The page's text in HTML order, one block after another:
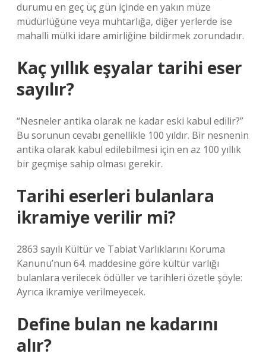
durumu en geç üç gün içinde en yakın müze
müdürlüğüne veya muhtarlığa, diğer yerlerde ise
mahalli mülki idare amirliğine bildirmek zorundadır.
Kaç yıllık eşyalar tarihi eser
sayılır?
“Nesneler antika olarak ne kadar eski kabul edilir?”
Bu sorunun cevabı genellikle 100 yıldır. Bir nesnenin
antika olarak kabul edilebilmesi için en az 100 yıllık
bir geçmişe sahip olması gerekir.
Tarihi eserleri bulanlara
ikramiye verilir mi?
2863 sayılı Kültür ve Tabiat Varlıklarını Koruma
Kanunu’nun 64. maddesine göre kültür varlığı
bulanlara verilecek ödüller ve tarihleri ​​özetle şöyle:
Ayrıca ikramiye verilmeyecek.
Define bulan ne kadarını
alır?